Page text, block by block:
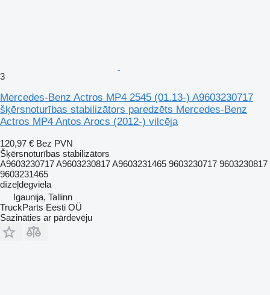
3
Mercedes-Benz Actros MP4 2545 (01.13-) A9603230717
šķērsnoturības stabilizātors paredzēts Mercedes-Benz
Actros MP4 Antos Arocs (2012-) vilcēja
120,97 € Bez PVN
Šķērsnoturības stabilizātors
A9603230717 A9603230817 A9603231465 9603230717 9603230817
9603231465
dīzeļdegviela
Igaunija, Tallinn
TruckParts Eesti OÜ
Sazināties ar pārdevēju